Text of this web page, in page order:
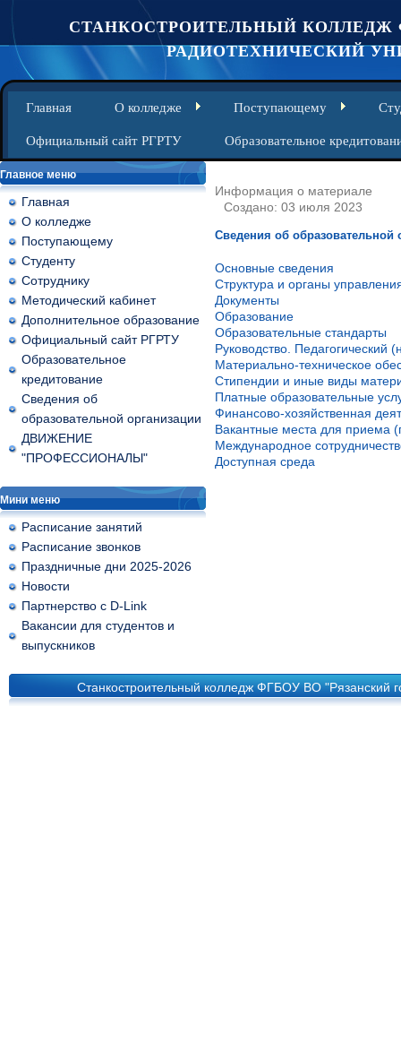
СТАНКОСТРОИТЕЛЬНЫЙ КОЛЛЕДЖ
РАДИОТЕХНИЧЕСКИЙ
Главная О колледже Поступающему
Официальный сайт РГРТУ Образовательное
Главное меню
Главная
О колледже
Поступающему
Студенту
Сотруднику
Методический кабинет
Дополнительное образование
Официальный сайт РГРТУ
Образовательное
кредитование
Сведения об
образовательной организации
ДВИЖЕНИЕ
"ПРОФЕССИОНАЛЫ"
Мини меню
Расписание занятий
Расписание звонков
Праздничные дни 2025-2026
Новости
Партнерство с D-Link
Вакансии для студентов и
выпускников
Информация о материале
Создано: 03 июля 2023
Сведения об образовательной
Основные сведения
Структура и органы
Документы
Образование
Образовательные стандарты
Руководство. Педагогический
Материально-техническое
Стипендии и иные виды
Платные образовательные
Финансово-хозяйственная
Вакантные места для приема
Международное
Доступная среда
Станкостроительный колледж ФГБОУ ВО "Рязанский